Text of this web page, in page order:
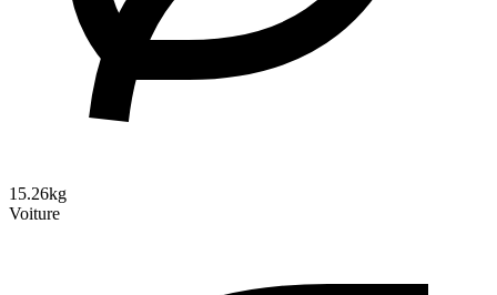
15.26kg
Voiture